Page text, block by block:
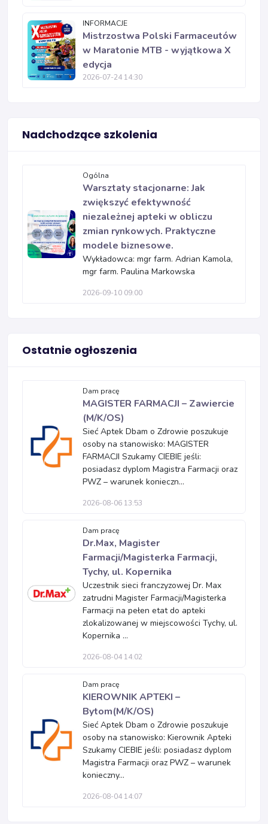
INFORMACJE
Mistrzostwa Polski Farmaceutów
w Maratonie MTB - wyjątkowa X
edycja
2026-07-24 14:30
Nadchodzące szkolenia
Ogólna
Warsztaty stacjonarne: Jak
zwiększyć efektywność
niezależnej apteki w obliczu
zmian rynkowych. Praktyczne
modele biznesowe.
Wykładowca: mgr farm. Adrian Kamola,
mgr farm. Paulina Markowska
2026-09-10 09:00
Ostatnie ogłoszenia
Dam pracę
MAGISTER FARMACJI – Zawiercie
(M/K/OS)
Sieć Aptek Dbam o Zdrowie poszukuje
osoby na stanowisko: MAGISTER
FARMACJI Szukamy CIEBIE jeśli:
posiadasz dyplom Magistra Farmacji oraz
PWZ – warunek konieczn...
2026-08-06 13:53
Dam pracę
Dr.Max, Magister
Farmacji/Magisterka Farmacji,
Tychy, ul. Kopernika
Uczestnik sieci franczyzowej Dr. Max
zatrudni Magister Farmacji/Magisterka
Farmacji na pełen etat do apteki
zlokalizowanej w miejscowości Tychy, ul.
Kopernika ...
2026-08-04 14:02
Dam pracę
KIEROWNIK APTEKI –
Bytom(M/K/OS)
Sieć Aptek Dbam o Zdrowie poszukuje
osoby na stanowisko: Kierownik Apteki
Szukamy CIEBIE jeśli: posiadasz dyplom
Magistra Farmacji oraz PWZ – warunek
konieczny...
2026-08-04 14:07